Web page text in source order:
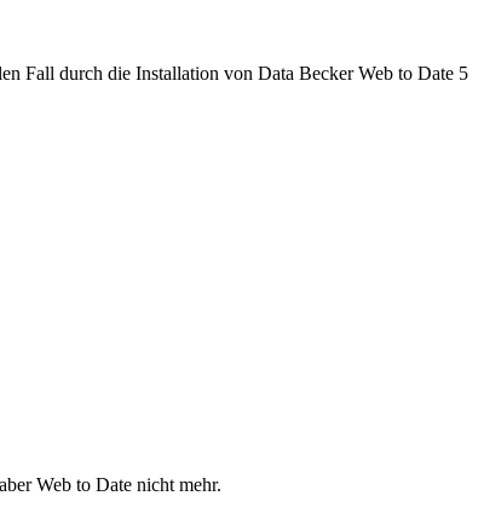
Fall durch die Installation von Data Becker Web to Date 5
Web to Date nicht mehr.